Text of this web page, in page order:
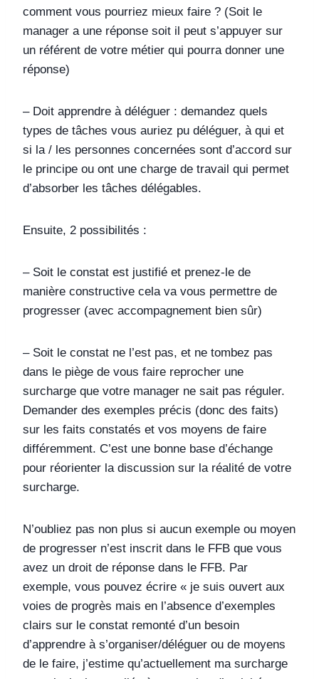
comment vous pourriez mieux faire ? (Soit le
manager a une réponse soit il peut s’appuyer sur
un référent de votre métier qui pourra donner une
réponse)
– Doit apprendre à déléguer : demandez quels
types de tâches vous auriez pu déléguer, à qui et
si la / les personnes concernées sont d’accord sur
le principe ou ont une charge de travail qui permet
d’absorber les tâches délégables.
Ensuite, 2 possibilités :
– Soit le constat est justifié et prenez-le de
manière constructive cela va vous permettre de
progresser (avec accompagnement bien sûr)
– Soit le constat ne l’est pas, et ne tombez pas
dans le piège de vous faire reprocher une
surcharge que votre manager ne sait pas réguler.
Demander des exemples précis (donc des faits)
sur les faits constatés et vos moyens de faire
différemment. C’est une bonne base d’échange
pour réorienter la discussion sur la réalité de votre
surcharge.
N’oubliez pas non plus si aucun exemple ou moyen
de progresser n’est inscrit dans le FFB que vous
avez un droit de réponse dans le FFB. Par
exemple, vous pouvez écrire « je suis ouvert aux
voies de progrès mais en l’absence d’exemples
clairs sur le constat remonté d’un besoin
d’apprendre à s’organiser/déléguer ou de moyens
de le faire, j’estime qu’actuellement ma surcharge